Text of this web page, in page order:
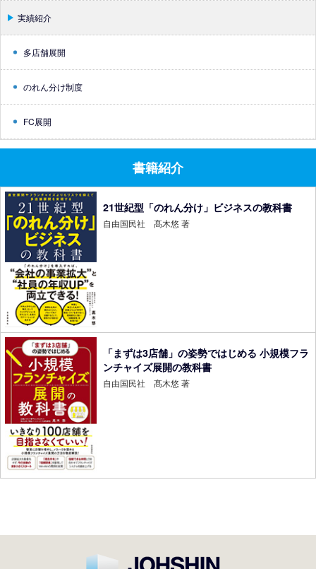
実績紹介
多店舗展開
のれん分け制度
FC展開
書籍紹介
21世紀型「のれん分け」ビジネスの教科書
自由国民社 髙木悠 著
「まずは3店舗」の姿勢ではじめる 小規模フラ
ンチャイズ展開の教科書
自由国民社 髙木悠 著